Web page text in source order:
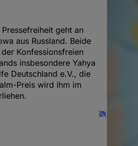
geht an
aus Russland. Beide
Konfessionsfreien
insbesondere Yahya
Deutschland e.V., die
Preis wird ihm im